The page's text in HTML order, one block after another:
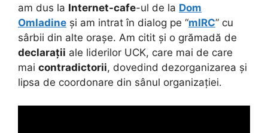
am dus la Internet-cafe-ul de la Dom
Omladine și am intrat în dialog pe “mIRC” cu
sârbii din alte orașe. Am citit și o grămadă de
declarații ale liderilor UCK, care mai de care
mai contradictorii, dovedind dezorganizarea și
lipsa de coordonare din sânul organizației.